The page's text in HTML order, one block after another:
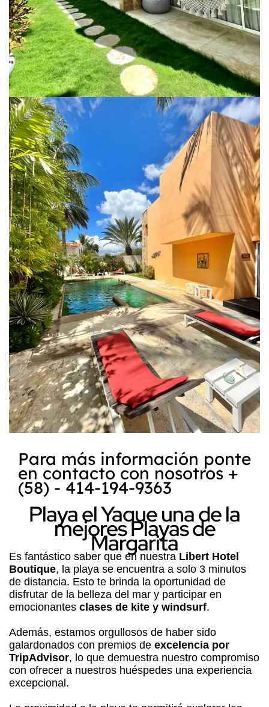
Para más información ponte
en contacto con nosotros +
(58) - 414-194-9363
Playa el Yaque una de la
mejores Playas de
Margarita
Es fantástico saber que en nuestra Libert Hotel
Boutique, la playa se encuentra a solo 3 minutos
de distancia. Esto te brinda la oportunidad de
disfrutar de la belleza del mar y participar en
emocionantes clases de kite y windsurf.
Además, estamos orgullosos de haber sido
galardonados con premios de excelencia por
TripAdvisor, lo que demuestra nuestro compromiso
con ofrecer a nuestros huéspedes una experiencia
excepcional.